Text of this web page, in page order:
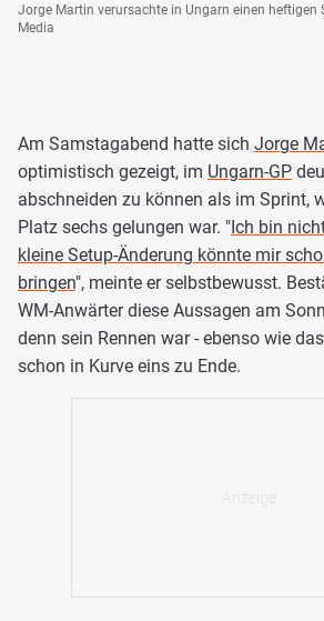
Jorge Martin verursachte in Ungarn einen heftigen
Media
Am Samstagabend hatte sich Jorge
optimistisch gezeigt, im Ungarn-GP
abschneiden zu können als im Sprint,
Platz sechs gelungen war. "Ich bin
kleine Setup-Änderung könnte mir
bringen", meinte er selbstbewusst.
WM-Anwärter diese Aussagen am
denn sein Rennen war - ebenso wie
schon in Kurve eins zu Ende.